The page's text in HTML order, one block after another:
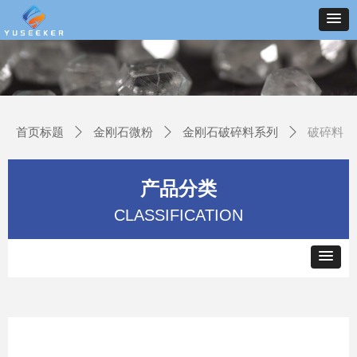
首页标题 ꄲ 金刚石微粉 ꄲ 金刚石破碎料系列 ꄲ 破碎料
产品分类
CLASSIFICATION